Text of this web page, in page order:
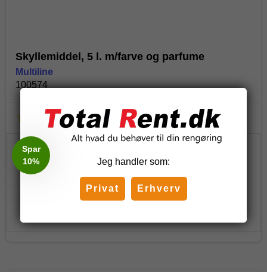
Skyllemiddel, 5 l. m/farve og parfume
Multiline
100574
170,50 DKK
Vis produkt
Jeg handler som:
Privat Erhverv